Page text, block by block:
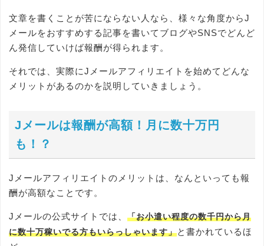
文章を書くことが苦にならない人なら、様々な角度からJ
メールをおすすめする記事を書いてブログやSNSでどんど
ん発信していけば報酬が得られます。
それでは、実際にJメールアフィリエイトを始めてどんな
メリットがあるのかを説明していきましょう。
Jメールは報酬が高額！月に数十万円
も！？
Jメールアフィリエイトのメリットは、なんといっても報
酬が高額なことです。
Jメールの公式サイトでは、 「お小遣い程度の数千円から月
に数十万稼いでる方もいらっしゃいます」と書かれているほ